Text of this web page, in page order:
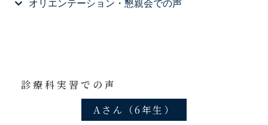
オリエンテーション・懇親会での声
診療科実習での声
Aさん（6年生）